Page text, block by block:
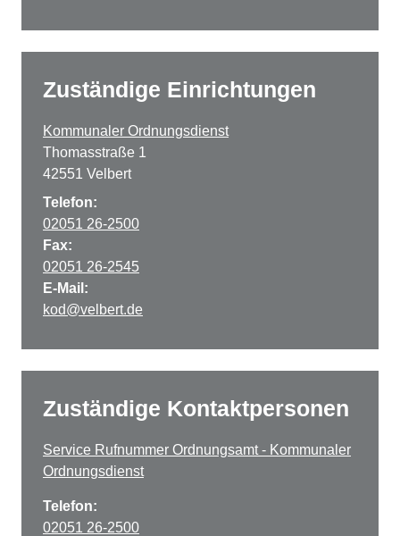
Zuständige Einrichtungen
Kommunaler Ordnungsdienst
Thomasstraße 1
42551 Velbert
Telefon:
02051 26-2500
Fax:
02051 26-2545
E-Mail:
kod@velbert.de
Zuständige Kontaktpersonen
Service Rufnummer Ordnungsamt - Kommunaler
Ordnungsdienst
Telefon:
02051 26-2500